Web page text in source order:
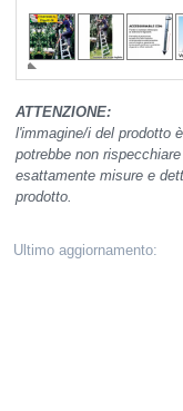
ATTENZIONE:
l'immagine/i del prodotto
potrebbe non rispecchiare
esattamente misure e
prodotto.
Ultimo aggiornamento: